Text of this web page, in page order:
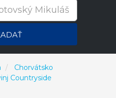
Chorvátsko
Countryside